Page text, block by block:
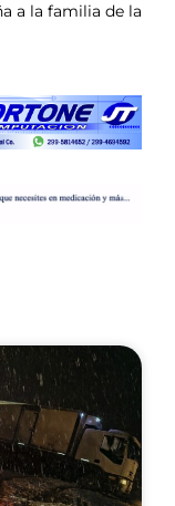
a la familia de la